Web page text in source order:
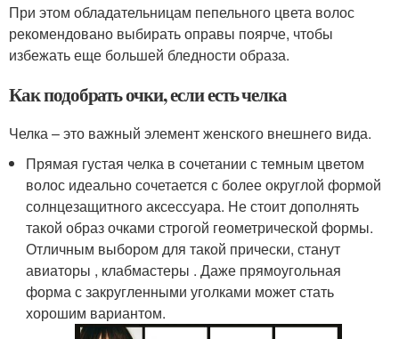
При этом обладательницам пепельного цвета волос
рекомендовано выбирать оправы поярче, чтобы
избежать еще большей бледности образа.
Как подобрать очки, если есть челка
Челка – это важный элемент женского внешнего вида.
Прямая густая челка в сочетании с темным цветом
волос идеально сочетается с более округлой формой
солнцезащитного аксессуара. Не стоит дополнять
такой образ очками строгой геометрической формы.
Отличным выбором для такой прически, станут
авиаторы , клабмастеры . Даже прямоугольная
форма с закругленными уголками может стать
хорошим вариантом.